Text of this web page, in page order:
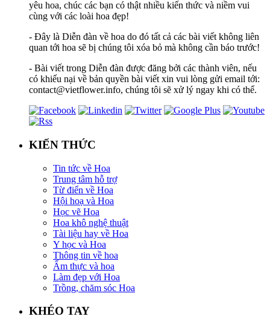
yêu hoa, chúc các bạn có thật nhiều kiến thức và niềm vui
cùng với các loài hoa đẹp!
- Đây là Diễn đàn về hoa do đó tất cả các bài viết không liên
quan tới hoa sẽ bị chúng tôi xóa bỏ mà không cần báo trước!
- Bài viết trong Diễn đàn được đăng bởi các thành viên, nếu
có khiếu nại về bản quyền bài viết xin vui lòng gửi email tới:
contact@vietflower.info, chúng tôi sẽ xử lý ngay khi có thể.
KIẾN THỨC
Tin tức về Hoa
Trung tâm hỗ trợ
Từ điển về Hoa
Hội hoạ và Hoa
Học vẽ Hoa
Hoa khô nghệ thuật
Tài liệu hay về Hoa
Y học và Hoa
Thông tin về hoa
Ẩm thực và hoa
Làm đẹp với Hoa
Trồng, chăm sóc Hoa
KHÉO TAY